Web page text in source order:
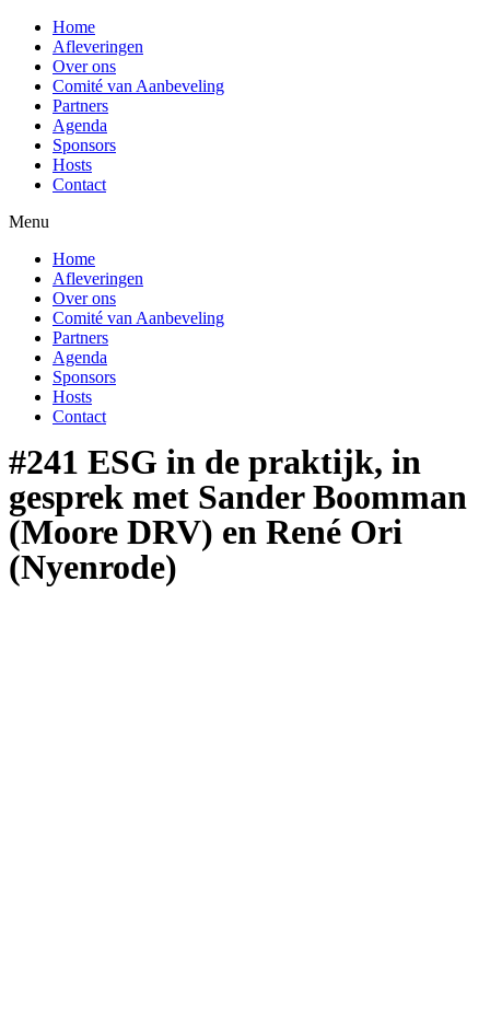
Home
Afleveringen
Over ons
Comité van Aanbeveling
Partners
Agenda
Sponsors
Hosts
Contact
Menu
Home
Afleveringen
Over ons
Comité van Aanbeveling
Partners
Agenda
Sponsors
Hosts
Contact
#241 ESG in de praktijk, in
gesprek met Sander Boomman
(Moore DRV) en René Ori
(Nyenrode)